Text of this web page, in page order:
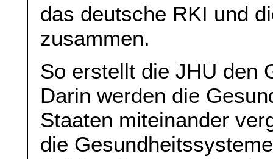
das deutsche RKI und
zusammen.
So erstellt die JHU den
Darin werden die
Staaten miteinander
die